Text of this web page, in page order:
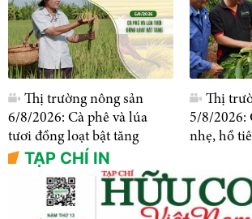
Thị trường nông sản
6/8/2026: Cà phê và lúa
tươi đồng loạt bật tăng
Thị
5/8/2026:
nhẹ, hồ
TẠP CHÍ IN